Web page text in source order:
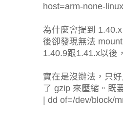
host=arm-none-
為什麼會提到
後卻發現無法
1.40.9跟1.41.x以後
實在是沒辦法，只
了 gzip 來壓縮。既
| dd of=/dev/block/